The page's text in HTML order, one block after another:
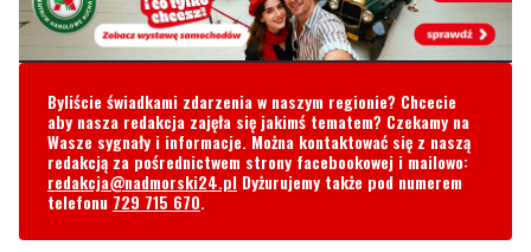
Byliście świadkami zdarzenia w naszym regionie? Chcecie
aby nasza redakcja zajęła się jakimś tematem? Czekamy na
Wasze sygnały i informacje. Można kontaktować się z naszą
redakcja@nadmorski24.plDyżurujemy także pod numerem
telefonu729 715 670.
Komentarze